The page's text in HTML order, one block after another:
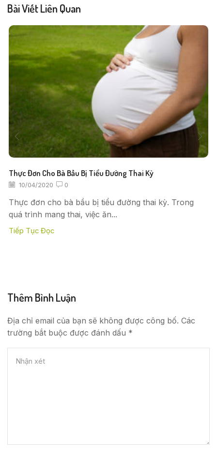
Bài Viết Liên Quan
Thực Đơn Cho Bà Bầu Bị Tiểu Đường Thai Kỳ
10/04/2020 0
Thực đơn cho bà bầu bị tiểu đường thai kỳ. Trong
quá trình mang thai, việc ăn...
Tiếp Tục Đọc
Thêm Bình Luận
Địa chỉ email của bạn sẽ không được công bố. Các
trường bắt buộc được đánh dấu *